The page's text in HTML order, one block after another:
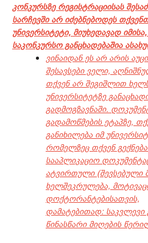
კონკურსზე რეგისტრაციისას
სარჩევში არ იძებნებოდეს
უნივერსიტეტი, მიუხედავად
საკონკურსო განცხადებაშია
ვინაიდან ეს არ არის
შესავსები ველი,
თქვენ არ შეგიშლით
უნივერსიტეტზე
გადმოგზავნაში.
გადამოწმების ეტაპზე,
განიხილება იმ
რომელზეც თქვენ
სააპლიკაციო
ატვირთული (შევსებული
ხელშეკრულება,
დოქტორანტებისათვის,
დამატებითად: საკვლევი
წინასწარი მიღების